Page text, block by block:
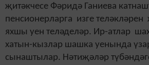
җитәкчесе Фәридә Ганиева
пенсионерларга изге
яхшы уен теләделәр. Ир-атлар
хатын-кызлар шашка уенында
сынаштылар. Нәтиҗәләр